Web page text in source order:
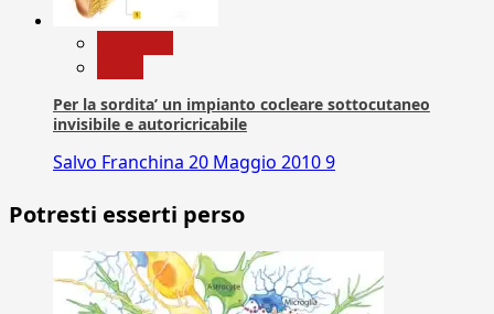
Per la sordita’ un impianto cocleare sottocutaneo
invisibile e autoricricabile
Salvo Franchina 20 Maggio 20109
Potresti esserti perso